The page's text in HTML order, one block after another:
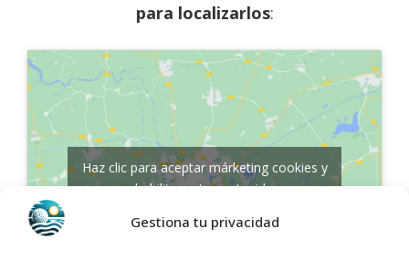
Gestiona tu privacidad
para localizarlos:
Haz clic para aceptar márketing cookies y
habilitar este contenido